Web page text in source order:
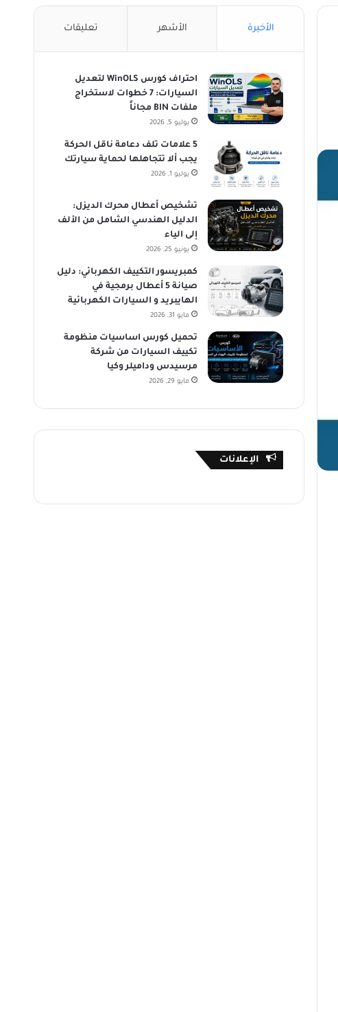
الأخيرة الأشهر تعليقات
احتراف كورس WinOLS لتعديل
السيارات: 7 خطوات لاستخراج
ملفات BIN مجاناً
يوليو 5, 2026
5 علامات تلف دعامة ناقل الحركة
يجب ألا تتجاهلها لحماية سيارتك
يوليو 1, 2026
تشخيص أعطال محرك الديزل:
الدليل الهندسي الشامل من الألف
إلى الياء
يونيو 25, 2026
كمبريسور التكييف الكهربائي: دليل
صيانة 5 أعطال برمجية في
الهايبريد و السيارات الكهربائية
مايو 31, 2026
تحميل كورس اساسيات منظومة
تكييف السيارات من شركة
مرسيدس وداميلر وكيا
مايو 29, 2026
الإعلانات